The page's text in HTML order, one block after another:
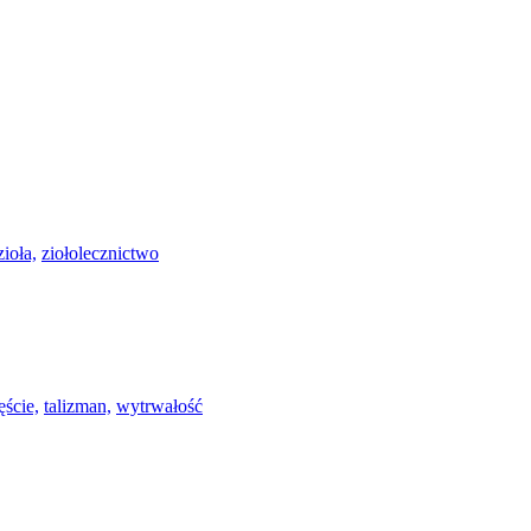
ziołolecznictwo
talizman, wytrwałość